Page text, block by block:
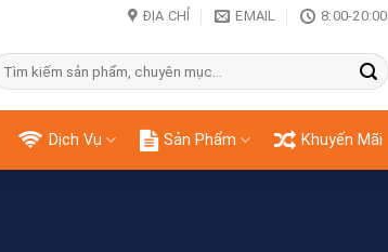
ĐỊA CHỈ EMAIL 8:00-20:00
Dịch Vụ Sản Phẩm Khuyến Mãi